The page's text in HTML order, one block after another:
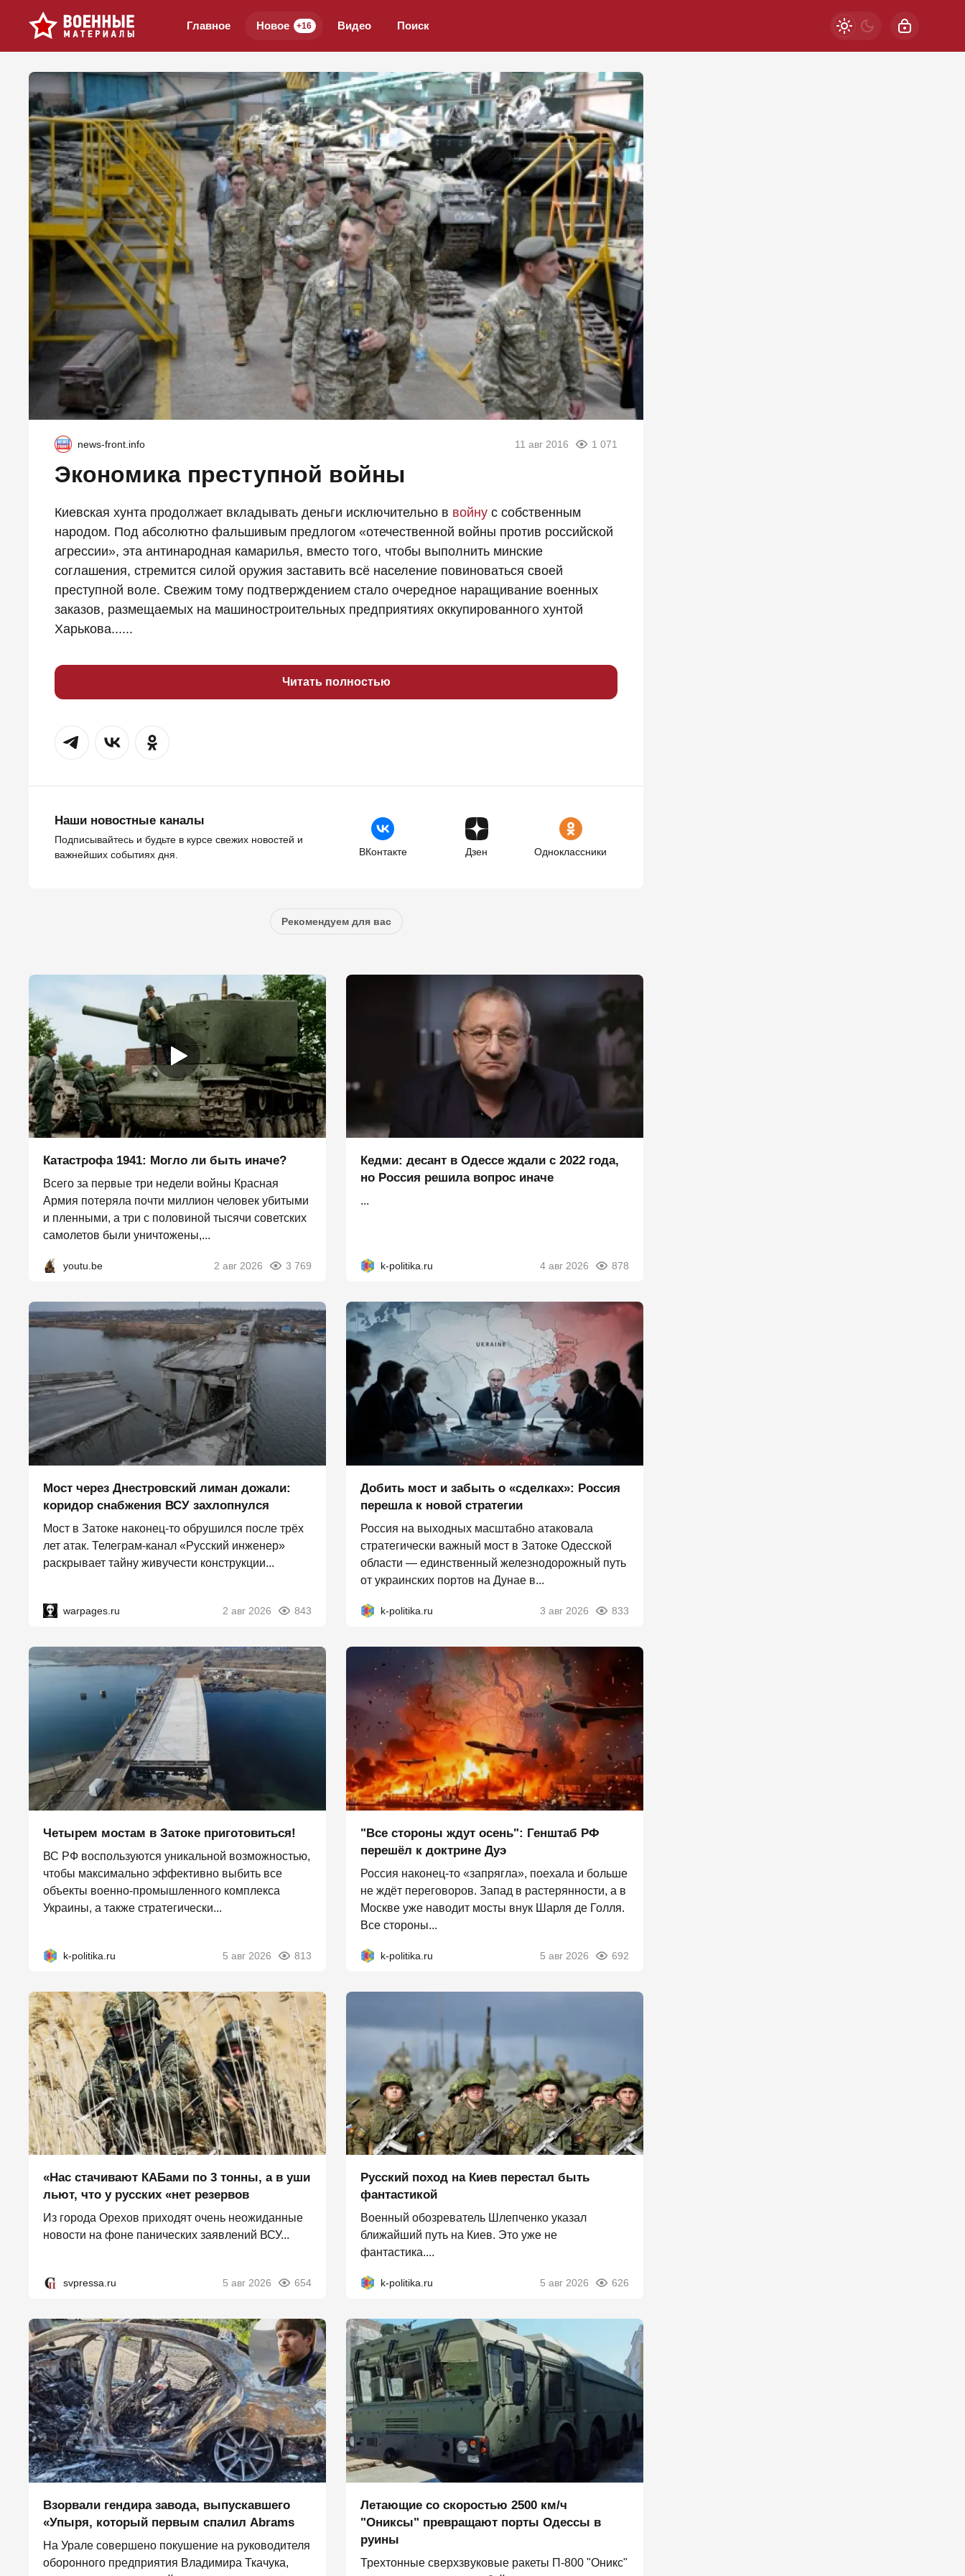
Главное Новое +16 Видео Поиск
news-front.info 11 авг 2016 1 071
Экономика преступной войны
Киевская хунта продолжает вкладывать деньги исключительно в войну с собственным
народом. Под абсолютно фальшивым предлогом «отечественной войны против российской
агрессии», эта антинародная камарилья, вместо того, чтобы выполнить минские
соглашения, стремится силой оружия заставить всё население повиноваться своей
преступной воле. Свежим тому подтверждением стало очередное наращивание военных
заказов, размещаемых на машиностроительных предприятиях оккупированного хунтой
Харькова......
Читать полностью
Наши новостные каналы
Подписывайтесь и будьте в курсе свежих новостей и
важнейших событиях дня.
ВКонтакте Дзен Одноклассники
Рекомендуем для вас
Катастрофа 1941: Могло ли быть иначе?
Всего за первые три недели войны Красная
Армия потеряла почти миллион человек убитыми
и пленными, а три с половиной тысячи советских
самолетов были уничтожены,...
youtu.be 2 авг 2026 3 769
Кедми: десант в Одессе ждали с 2022 года,
но Россия решила вопрос иначе
...
k-politika.ru 4 авг 2026 878
Мост через Днестровский лиман дожали:
коридор снабжения ВСУ захлопнулся
Мост в Затоке наконец-то обрушился после трёх
лет атак. Телеграм-канал «Русский инженер»
раскрывает тайну живучести конструкции...
warpages.ru 2 авг 2026 843
Добить мост и забыть о «сделках»: Россия
перешла к новой стратегии
Россия на выходных масштабно атаковала
стратегически важный мост в Затоке Одесской
области — единственный железнодорожный путь
от украинских портов на Дунае в...
k-politika.ru 3 авг 2026 833
Четырем мостам в Затоке приготовиться!
ВС РФ воспользуются уникальной возможностью,
чтобы максимально эффективно выбить все
объекты военно-промышленного комплекса
Украины, а также стратегически...
k-politika.ru 5 авг 2026 813
"Все стороны ждут осень": Генштаб РФ
перешёл к доктрине Дуэ
Россия наконец-то «запрягла», поехала и больше
не ждёт переговоров. Запад в растерянности, а в
Москве уже наводит мосты внук Шарля де Голля.
Все стороны...
k-politika.ru 5 авг 2026 692
«Нас стачивают КАБами по 3 тонны, а в уши
льют, что у русских «нет резервов
Из города Орехов приходят очень неожиданные
новости на фоне панических заявлений ВСУ...
svpressa.ru 5 авг 2026 654
Русский поход на Киев перестал быть
фантастикой
Военный обозреватель Шлепченко указал
ближайший путь на Киев. Это уже не
фантастика....
k-politika.ru 5 авг 2026 626
Взорвали гендира завода, выпускавшего
«Упыря, который первым спалил Abrams
На Урале совершено покушение на руководителя
оборонного предприятия Владимира Ткачука,
Летающие со скоростью 2500 км/ч
"Ониксы" превращают порты Одессы в
руины
Трехтонные сверхзвуковые ракеты П‑800 "Оникс"